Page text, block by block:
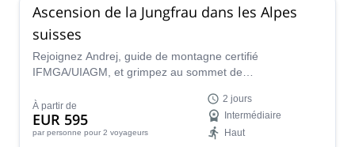
Ascension de la Jungfrau dans les Alpes
suisses
Rejoignez Andrej, guide de montagne certifié
IFMGA/UIAGM, et grimpez au sommet de
suisses !
À partir de
EUR 595
par personne pour 2 voyageurs
2 jours
Intermédiaire
Haut